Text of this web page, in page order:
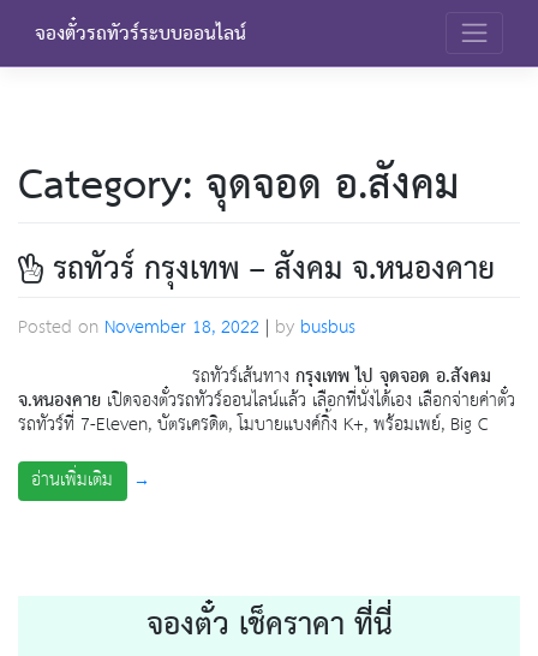
content
จองตั๋วรถทัวร์ระบบออนไลน์
Category: จุดจอด อ.สังคม
รถทัวร์ กรุงเทพ – สังคม จ.หนองคาย
Posted on November 18, 2022 | by busbus
รถทัวร์เส้นทางกรุงเทพ ไป จุดจอด อ.สังคม
จ.หนองคาย เปิดจองตั๋วรถทัวร์ออนไลน์แล้ว เลือกที่นั่งได้เอง เลือกจ่ายค่าตั๋ว
รถทัวร์ที่ 7-Eleven, บัตรเครดิต, โมบายแบงค์กิ้ง K+, พร้อมเพย์, Big C
อ่านเพิ่มเติม
→
จองตั๋ว เช็คราคา ที่นี่